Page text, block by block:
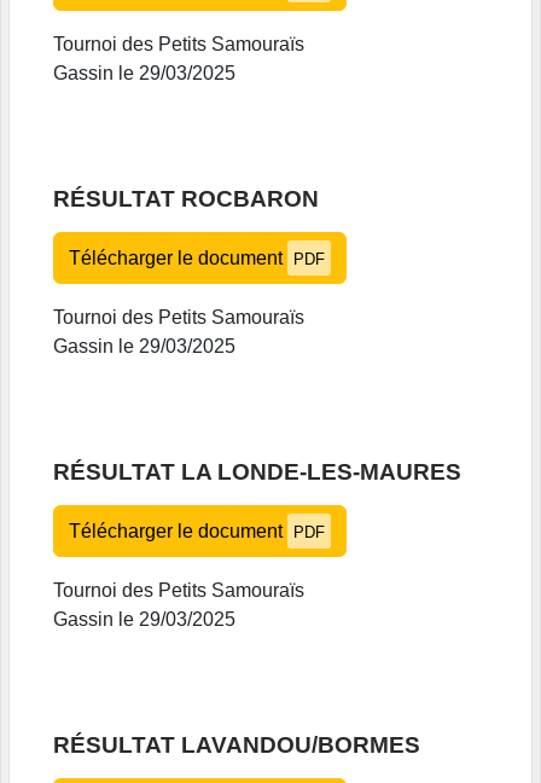
Tournoi des Petits Samouraïs
Gassin le 29/03/2025
RÉSULTAT ROCBARON
Télécharger le document PDF
Tournoi des Petits Samouraïs
Gassin le 29/03/2025
RÉSULTAT LA LONDE-LES-MAURES
Télécharger le document PDF
Tournoi des Petits Samouraïs
Gassin le 29/03/2025
RÉSULTAT LAVANDOU/BORMES